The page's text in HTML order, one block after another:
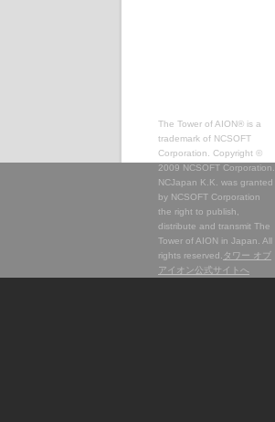
The Tower of AION® is a
trademark of NCSOFT
Corporation. Copyright ©
2009 NCSOFT Corporation.
NCJapan K.K. was granted
by NCSOFT Corporation
the right to publish,
distribute and transmit The
Tower of AION in Japan. All
rights reserved. タワー オブ
アイオン公式サイトへ